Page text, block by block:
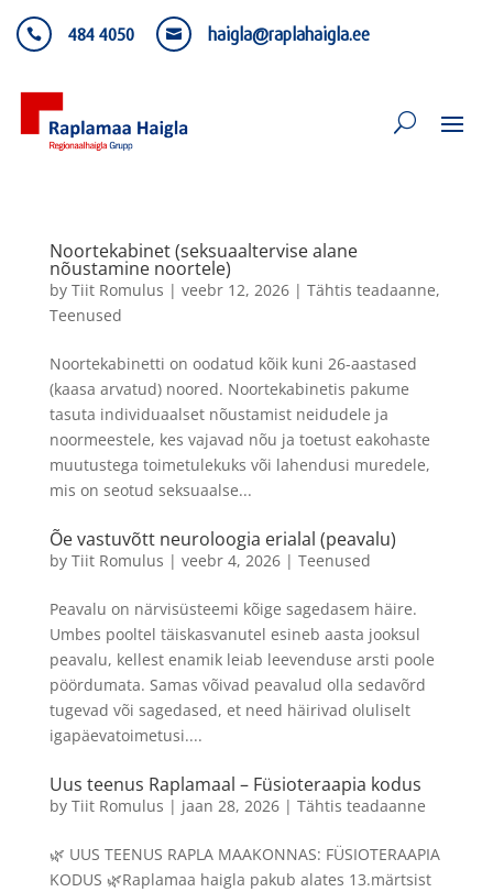
 484 4050  haigla@raplahaigla.ee
Noortekabinet (seksuaaltervise alane
nõustamine noortele)
by Tiit Romulus | veebr 12, 2026| Tähtis teadaanne,
Teenused
Noortekabinetti on oodatud kõik kuni 26-aastased
(kaasa arvatud) noored. Noortekabinetis pakume
tasuta individuaalset nõustamist neidudele ja
noormeestele, kes vajavad nõu ja toetust eakohaste
muutustega toimetulekuks või lahendusi muredele,
mis on seotud seksuaalse...
Õe vastuvõtt neuroloogia erialal (peavalu)
by Tiit Romulus | veebr 4, 2026| Teenused
Peavalu on närvisüsteemi kõige sagedasem häire.
Umbes pooltel täiskasvanutel esineb aasta jooksul
peavalu, kellest enamik leiab leevenduse arsti poole
pöördumata. Samas võivad peavalud olla sedavõrd
tugevad või sagedased, et need häirivad oluliselt
igapäevatoimetusi....
Uus teenus Raplamaal – Füsioteraapia kodus
by Tiit Romulus | jaan 28, 2026| Tähtis teadaanne
🌿 UUS TEENUS RAPLA MAAKONNAS: FÜSIOTERAAPIA
KODUS 🌿Raplamaa haigla pakub alates 13.märtsist